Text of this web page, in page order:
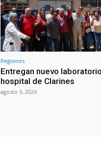
Regiones
Entregan nuevo
hospital de Clarines
agosto 5, 2026